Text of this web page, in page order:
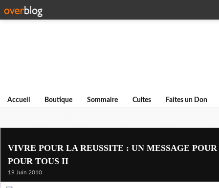
Accueil Boutique Sommaire Cultes Faites un Don
VIVRE POUR LA REUSSITE : UN MESSAGE
POUR TOUS II
19 Juin 2010